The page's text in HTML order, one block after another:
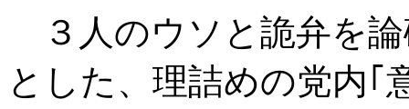
３人のウソと詭弁を
とした、理詰めの党内｢